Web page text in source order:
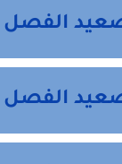
الفصل
الفصل